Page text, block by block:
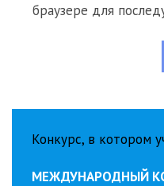
сайтабраузере для
Конкурс, в котором
МЕЖДУНАРОДНЫЙ